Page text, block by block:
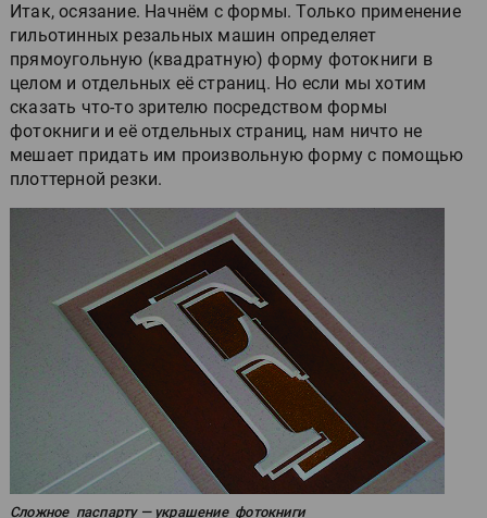
Итак, осязание. Начнём с формы. Только применение
гильотинных резальных машин определяет
прямоугольную (квадратную) форму фотокниги в
целом и отдельных её страниц. Но если мы хотим
сказать что-то зрителю посредством формы
фотокниги и её отдельных страниц, нам ничто не
мешает придать им произвольную форму с помощью
плоттерной резки.
Сложное паспарту — украшение фотокниги